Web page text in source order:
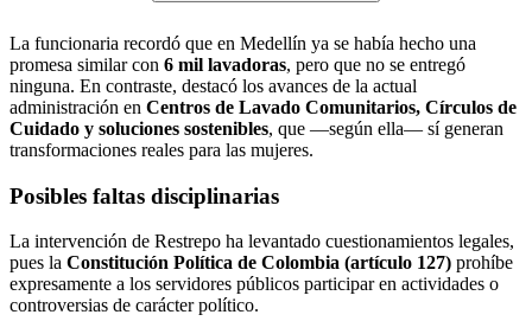
La funcionaria recordó que en Medellín ya se había hecho una
promesa similar con 6 mil lavadoras, pero que no se entregó
ninguna. En contraste, destacó los avances de la actual
administración en Centros de Lavado Comunitarios, Círculos de
Cuidado y soluciones sostenibles, que —según ella— sí generan
transformaciones reales para las mujeres.
Posibles faltas disciplinarias
La intervención de Restrepo ha levantado cuestionamientos legales,
pues la Constitución Política de Colombia (artículo 127) prohíbe
expresamente a los servidores públicos participar en actividades o
controversias de carácter político.